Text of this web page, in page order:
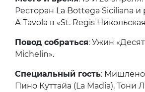
Ресторан La Bottega Siciliana и
А Tavola в «St. Regis
Повод собраться: Ужин
Michelin».
Специальный гость:
Пино Куттайа (La Madia), Тони